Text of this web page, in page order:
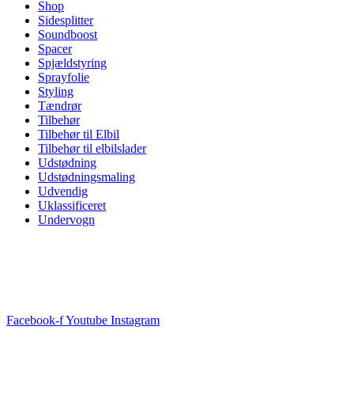
Shop
Sidesplitter
Soundboost
Spacer
Spjældstyring
Sprayfolie
Styling
Tændrør
Tilbehør
Tilbehør til Elbil
Tilbehør til elbilslader
Udstødning
Udstødningsmaling
Udvendig
Uklassificeret
Undervogn
Facebook-fYoutube Instagram